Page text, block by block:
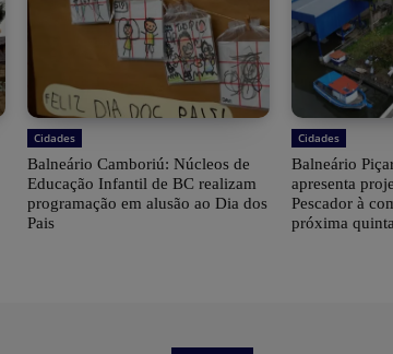
Cidades
Balneário Camboriú: Núcleos de
Educação Infantil de BC realizam
programação em alusão ao Dia dos
Pais
Cidades
Balneário
apresenta
Pescador à
próxima